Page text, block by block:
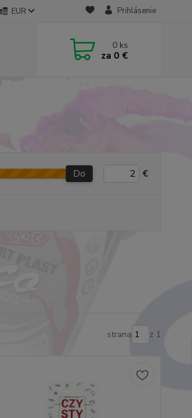
EUR Prihlásenie
0 ks
za 0 €
Do €
strana z 1